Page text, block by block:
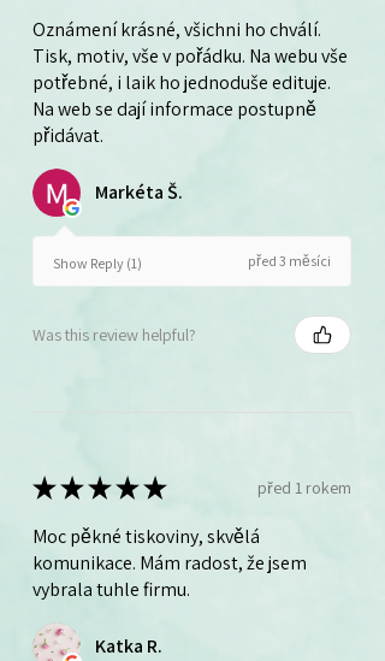
Oznámení krásné, všichni ho chválí.
Tisk, motiv, vše v pořádku. Na webu vše
potřebné, i laik ho jednoduše edituje.
Na web se dají informace postupně
přidávat.
Markéta Š.
Show Reply (1) před 3 měsíci
Was this review helpful?
★★★★★ před 1 rokem
Moc pěkné tiskoviny, skvělá
komunikace. Mám radost, že jsem
vybrala tuhle firmu.
Katka R.